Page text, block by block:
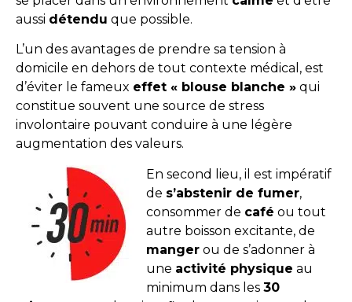
aussi détendu que possible.
L’un des avantages de prendre sa tension à
domicile en dehors de tout contexte médical, est
d’éviter le fameux effet « blouse blanche » qui
constitue souvent une source de stress
involontaire pouvant conduire à une légère
augmentation des valeurs.
En second lieu, il est impératif
de s’abstenir de fumer,
consommer de café ou tout
autre boisson excitante, de
manger ou de s’adonner à
une activité physique au
minimum dans les 30